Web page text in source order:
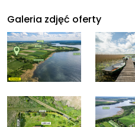
Galeria zdjęć oferty